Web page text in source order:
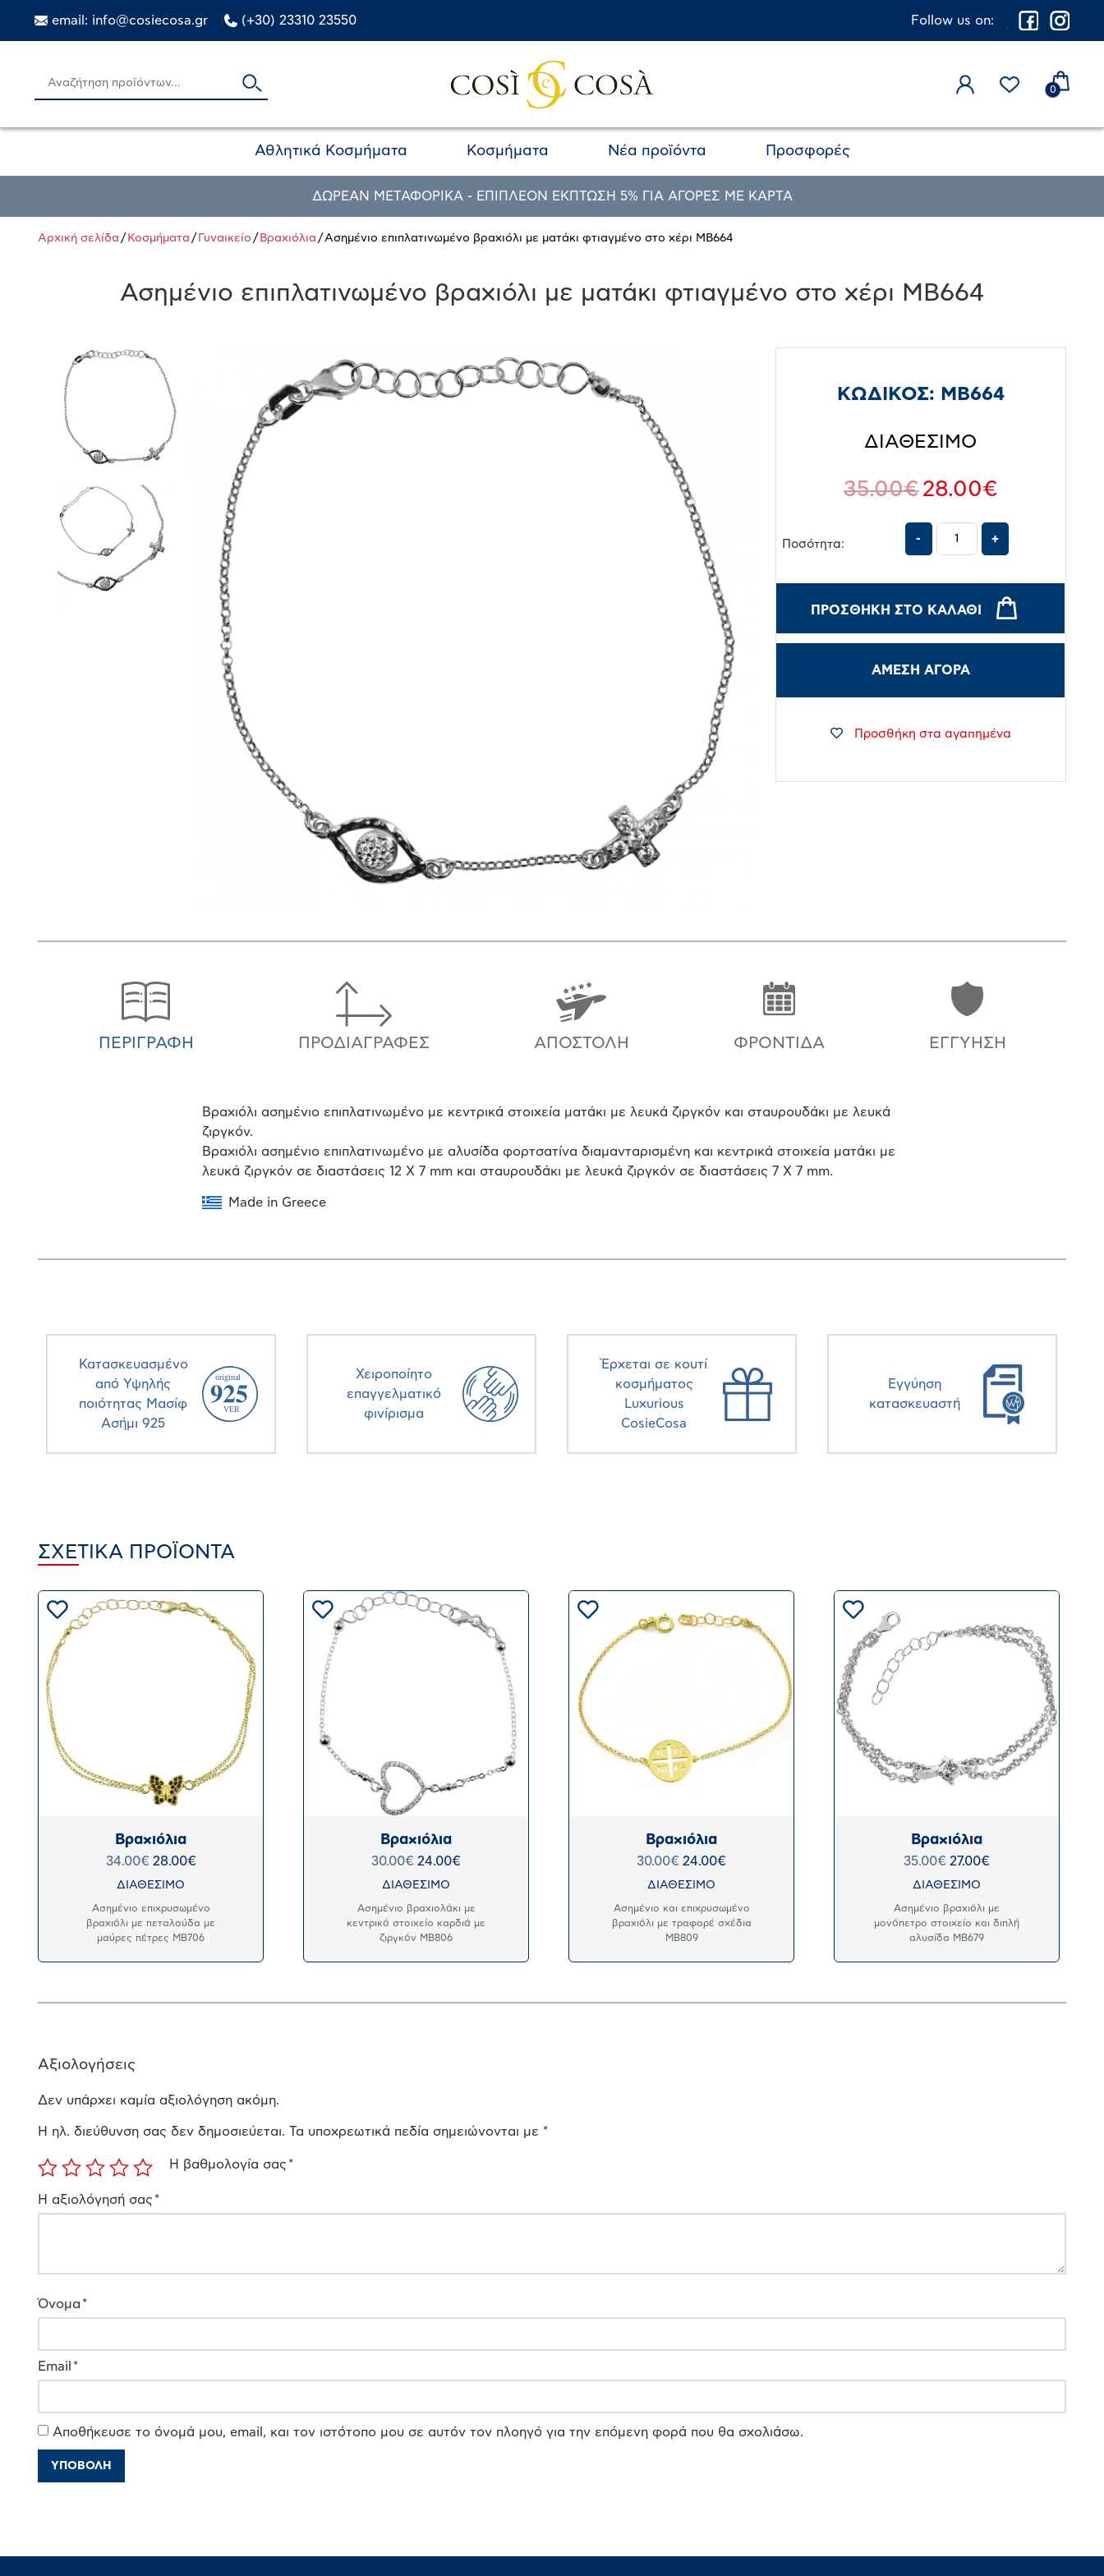
email: info@cosiecosa.gr (+30) 23310 23550 Follow us on:
0
Αθλητικά Κοσμήματα Κοσμήματα Νέα προϊόντα Προσφορές
ΔΩΡΕΑΝ ΜΕΤΑΦΟΡΙΚΑ - ΕΠΙΠΛΕΟΝ ΕΚΠΤΩΣΗ 5% ΓΙΑ ΑΓΟΡΕΣ ΜΕ ΚΑΡΤΑ
Αρχική σελίδα / Κοσμήματα / Γυναικείο / Βραχιόλια / Ασημένιο επιπλατινωμένο βραχιόλι με ματάκι φτιαγμένο στο χέρι MB664
Ασημένιο επιπλατινωμένο βραχιόλι με ματάκι φτιαγμένο στο χέρι MB664
ΚΩΔΙΚΟΣ: MB664
ΔΙΑΘΕΣΙΜΟ
35.00€28.00€
Ποσότητα:
ΠΡΟΣΘΉΚΗ ΣΤΟ ΚΑΛΆΘΙ
ΑΜΕΣΗ ΑΓΟΡΑ
Προσθήκη στα αγαπημένα
ΠΕΡΙΓΡΑΦΉ ΠΡΟΔΙΑΓΡΑΦΈΣ ΑΠΟΣΤΟΛΉ ΦΡΟΝΤΊΔΑ ΕΓΓΎΗΣΗ
Βραχιόλι ασημένιο επιπλατινωμένο με κεντρικά στοιχεία ματάκι με λευκά ζιργκόν και σταυρουδάκι με λευκά
ζιργκόν.
Βραχιόλι ασημένιο επιπλατινωμένο με αλυσίδα φορτσατίνα διαμανταρισμένη και κεντρικά στοιχεία ματάκι με
λευκά ζιργκόν σε διαστάσεις 12 X 7 mm και σταυρουδάκι με λευκά ζιργκόν σε διαστάσεις 7 X 7 mm.
Made in Greece
Κατασκευασμένο
από Υψηλής
ποιότητας Μασίφ
Ασήμι 925
Χειροποίητο
επαγγελματικό
φινίρισμα
Έρχεται σε κουτί
κοσμήματος
Luxurious
CosieCosa
Eγγύηση
κατασκευαστή
ΣΧΕΤΙΚΆ ΠΡΟΪΌΝΤΑ
Βραχιόλια
34.00€ 28.00€
ΔΙΑΘΕΣΙΜΟ
Ασημένιο επιχρυσωμένο
βραχιόλι με πεταλούδα με
μαύρες πέτρες MB706
Βραχιόλια
30.00€ 24.00€
ΔΙΑΘΕΣΙΜΟ
Ασημένιο βραχιολάκι με
κεντρικό στοιχείο καρδιά με
ζιργκόν MB806
Βραχιόλια
30.00€ 24.00€
ΔΙΑΘΕΣΙΜΟ
Ασημένιο και επιχρυσωμένο
βραχιόλι με τραφορέ σχέδια
MB809
Βραχιόλια
35.00€ 27.00€
ΔΙΑΘΕΣΙΜΟ
Ασημένιο βραχιόλι με
μονόπετρο στοιχείο και διπλή
αλυσίδα MB679
Αξιολογήσεις
Δεν υπάρχει καμία αξιολόγηση ακόμη.
Η ηλ. διεύθυνση σας δεν δημοσιεύεται. Τα υποχρεωτικά πεδία σημειώνονται με *
Η βαθμολογία σας *
Η αξιολόγησή σας *
Όνομα *
Email *
Αποθήκευσε το όνομά μου, email, και τον ιστότοπο μου σε αυτόν τον πλοηγό για την επόμενη φορά που θα σχολιάσω.